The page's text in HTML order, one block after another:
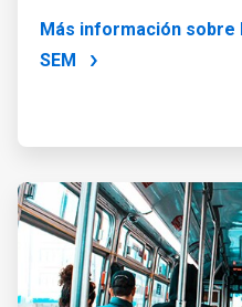
Más información sobre
SEM
ArticleTile
2
de